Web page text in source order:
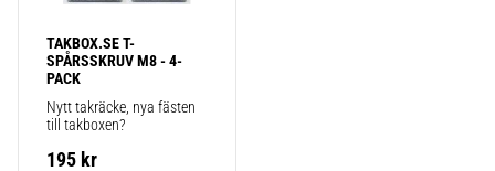
TAKBOX.SE T-
SPÅRSSKRUV M8 - 4-
PACK
Nytt takräcke, nya fästen
till takboxen?
195 kr